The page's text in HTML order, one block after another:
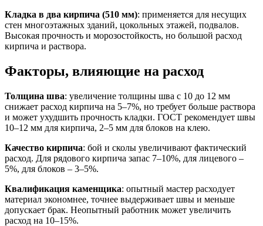
Кладка в два кирпича (510 мм): применяется для несущих
стен многоэтажных зданий, цокольных этажей, подвалов.
Высокая прочность и морозостойкость, но большой расход
кирпича и раствора.
Факторы, влияющие на расход
Толщина шва: увеличение толщины шва с 10 до 12 мм
снижает расход кирпича на 5–7%, но требует больше раствора
и может ухудшить прочность кладки. ГОСТ рекомендует швы
10–12 мм для кирпича, 2–5 мм для блоков на клею.
Качество кирпича: бой и сколы увеличивают фактический
расход. Для рядового кирпича запас 7–10%, для лицевого –
5%, для блоков – 3–5%.
Квалификация каменщика: опытный мастер расходует
материал экономнее, точнее выдерживает швы и меньше
допускает брак. Неопытный работник может увеличить
расход на 10–15%.